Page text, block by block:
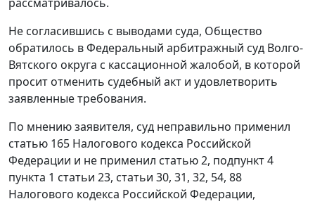
рассматривалось.
Не согласившись с выводами суда, Общество
обратилось в Федеральный арбитражный суд Волго-
Вятского округа с кассационной жалобой, в которой
просит отменить судебный акт и удовлетворить
заявленные требования.
По мнению заявителя, суд неправильно применил
статью 165 Налогового кодекса Российской
Федерации и не применил статью 2, подпункт 4
пункта 1 статьи 23, статьи 30, 31, 32, 54, 88
Налогового кодекса Российской Федерации,